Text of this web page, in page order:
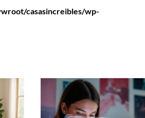
casasincreibles/wp-